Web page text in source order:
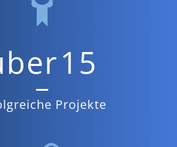
15
Projekte